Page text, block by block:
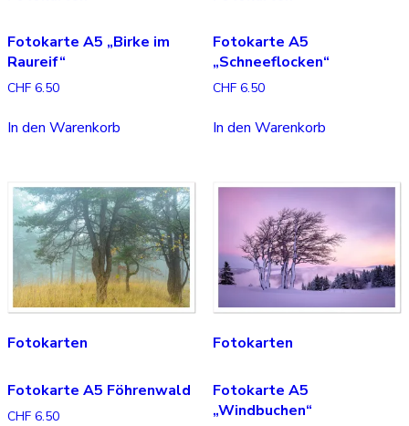
Fotokarte A5 „Birke im
Raureif“
CHF 6.50
In den Warenkorb
Fotokarte A5
„Schneeflocken“
CHF6.50
In den Warenkorb
Fotokarten
Fotokarte A5 Föhrenwald
CHF 6.50
Fotokarten
Fotokarte A5
„Windbuchen“